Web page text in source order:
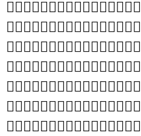
𞜀𞜁𞜂𞜃𞜄𞜅𞜆𞜇𞜈𞜉𞜊𞜋𞜌𞜍𞜎𞜏
𞜞𞜟𞜠𞜡𞜢𞜣𞜤𞜥𞜦𞜧𞜨𞜩𞜪𞜫𞜬𞜭
𞜼𞜽𞜾𞜿𞝀𞝁𞝂𞝃𞝄𞝅𞝆𞝇𞝈𞝉𞝊𞝋
𞝚𞝛𞝜𞝝𞝞𞝟𞝠𞝡𞝢𞝣𞝤𞝥𞝦𞝧𞝨𞝩
𞝸𞝹𞝺𞝻𞝼𞝽𞝾𞝿𞞀𞞁𞞂𞞃𞞄𞞅𞞆𞞇
𞞖𞞗𞞘𞞙𞞚𞞛𞞜𞞝𞞞𞞟𞞠𞞡𞞢𞞣𞞤𞞥
𞞴𞞵𞞶𞞷𞞸𞞹𞞺𞞻𞞼𞞽𞞾𞞿𞟀𞟁𞟂𞟃